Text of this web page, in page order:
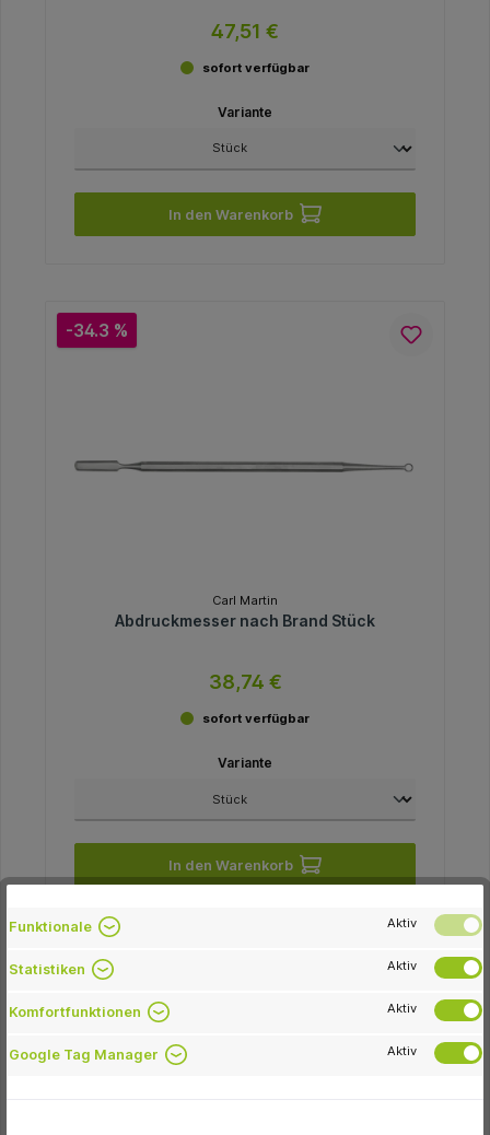
47,51 €
sofort verfügbar
Variante
In den Warenkorb
-34.3 %
Carl Martin
Abdruckmesser nach Brand Stück
38,74 €
sofort verfügbar
Variante
In den Warenkorb
-15.4 %
Funktionale Aktiv
Statistiken Aktiv
Komfortfunktionen Aktiv
Google Tag Manager Aktiv